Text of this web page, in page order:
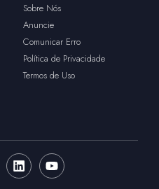
Sobre Nós
Anuncie
Comunicar Erro
Política de Privacidade
Termos de Uso